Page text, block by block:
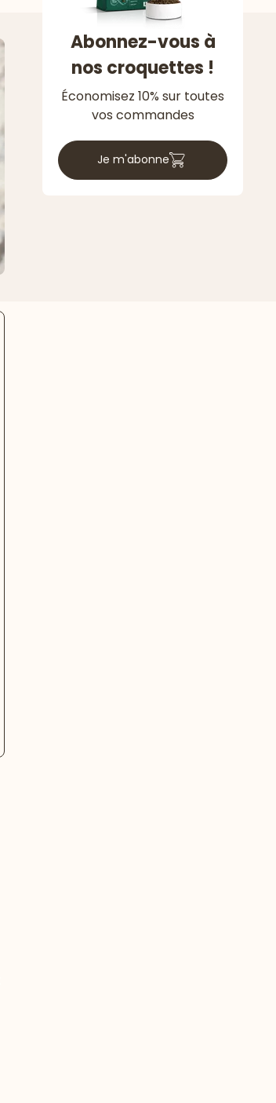
Abonnez-vous à
nos croquettes !
Économisez 10% sur toutes
vos commandes
Je m'abonne